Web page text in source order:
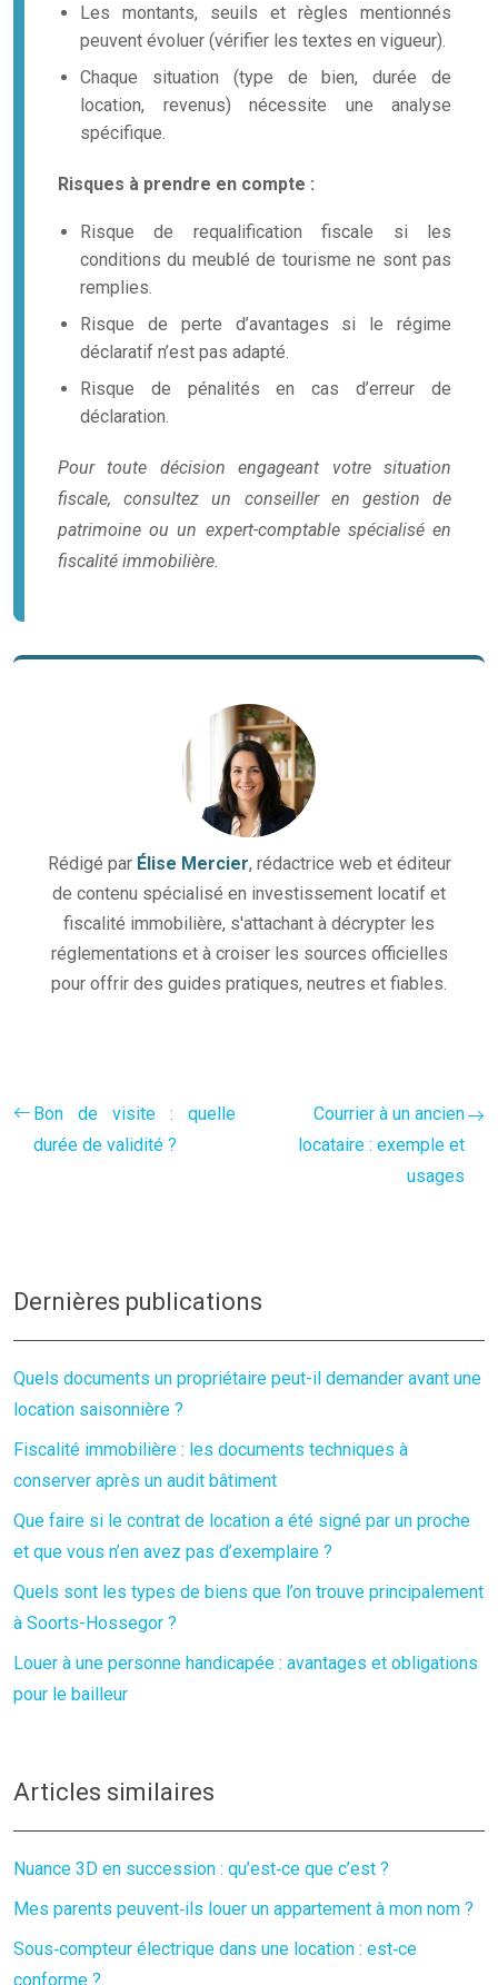
Les montants, seuils et règles mentionnés
peuvent évoluer (vérifier les textes en vigueur).
Chaque situation (type de bien, durée de
location, revenus) nécessite une analyse
spécifique.
Risques à prendre en compte :
Risque de requalification fiscale si les
conditions du meublé de tourisme ne sont pas
remplies.
Risque de perte d’avantages si le régime
déclaratif n’est pas adapté.
Risque de pénalités en cas d’erreur de
déclaration.
Pour toute décision engageant votre situation
fiscale, consultez un conseiller en gestion de
patrimoine ou un expert-comptable spécialisé en
fiscalité immobilière.
Rédigé par Élise Mercier, rédactrice web et éditeur
de contenu spécialisé en investissement locatif et
fiscalité immobilière, s'attachant à décrypter les
réglementations et à croiser les sources officielles
pour offrir des guides pratiques, neutres et fiables.
Bon de visite : quelle
durée de validité ?
Courrier à un ancien
locataire : exemple et
usages
Dernières publications
Quels documents un propriétaire peut-il demander avant une
location saisonnière ?
Fiscalité immobilière : les documents techniques à
conserver après un audit bâtiment
Que faire si le contrat de location a été signé par un proche
et que vous n’en avez pas d’exemplaire ?
Quels sont les types de biens que l’on trouve principalement
à Soorts-Hossegor ?
Louer à une personne handicapée : avantages et obligations
pour le bailleur
Articles similaires
Nuance 3D en succession : qu’est‑ce que c’est ?
Mes parents peuvent‑ils louer un appartement à mon nom ?
Sous‑compteur électrique dans une location : est‑ce
conforme ?